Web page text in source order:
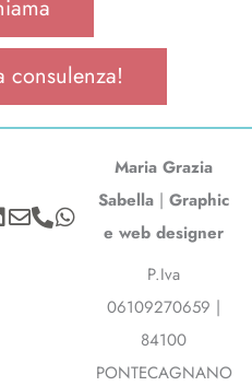
consulenza!
Envelope
Phone-
alt
Whatsapp
Maria Grazia
Sabella| Graphic
e web designer
P.Iva
06109270659 |
84100
PONTECAGNANO